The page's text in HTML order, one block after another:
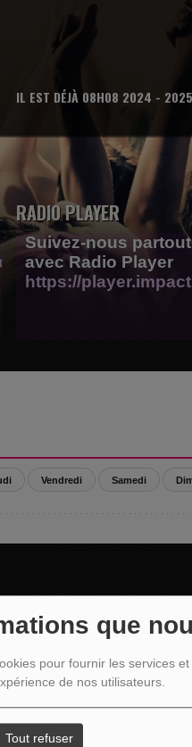
que
pour fournir les services
de nos utilisateurs.
Tout refuser
IL EST DÉJÀ 08H08 2024 - 2025
RADIO PLAYER
Suivez-nous
avec Radio Player
https://
Vendredi Samedi